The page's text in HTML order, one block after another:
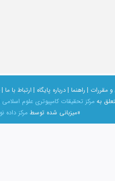
و مقررات | راهنما |درباره پایگاه | ارتباط با ما |
به مرکز تحقیقات کامپیوتری علوم اسلامی
«میزبانی شده توسطمرکز داده